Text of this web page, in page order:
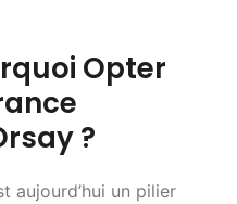
Opter
?
aujourd’hui un pilier